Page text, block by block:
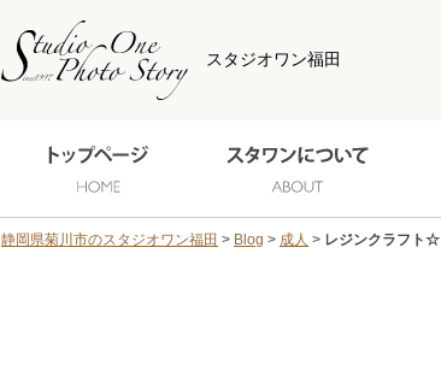
スタジオワン福田
静岡県菊川市のスタジオワン福田 Blog 成人 レジンクラフト☆